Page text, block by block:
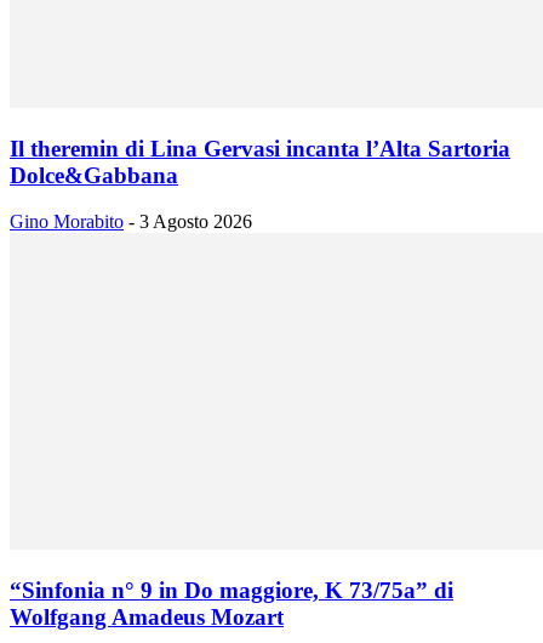
Il theremin di Lina Gervasi incanta l’Alta Sartoria
Dolce&Gabbana
Gino Morabito - 3 Agosto 2026
“Sinfonia n° 9 in Do maggiore, K 73/75a” di
Wolfgang Amadeus Mozart